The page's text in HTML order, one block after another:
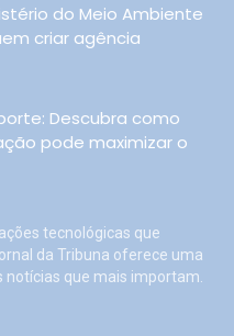
do Meio Ambiente
criar agência
Descubra como
pode maximizar o
tecnológicas que
da Tribuna oferece uma
que mais importam.